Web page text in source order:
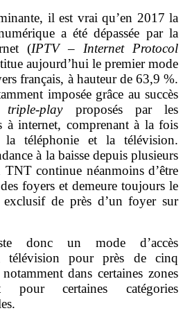
il est vrai qu’en 2017 la
a été dépassée par la
(IPTV – Internet Protocol
aujourd’hui le premier mode
français, à hauteur de 63,9 %.
imposée grâce au succès
triple‑playproposés par les
à internet, comprenant à la fois
la téléphonie et la télévision.
à la baisse depuis plusieurs
TNT continue néanmoins d’être
foyers et demeure toujours le
de près d’un foyer sur
donc un mode d’accès
télévision pour près de cinq
dans certaines zones
pour certaines catégories